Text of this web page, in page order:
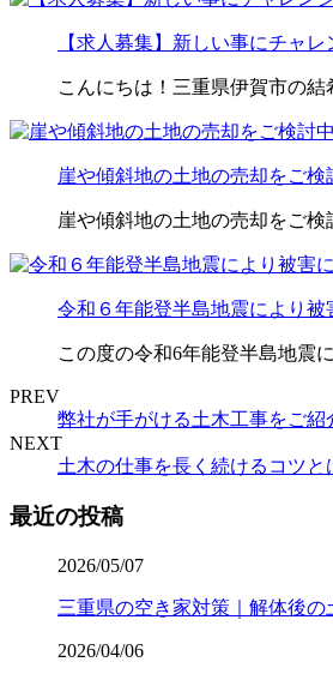
【求人募集】新しい事にチャ
こんにちは！三重県伊賀市の
崖や傾斜地の土地の売却をご
崖や傾斜地の土地の売却をご
令和６年能登半島地震により
この度の令和6年能登半島地震
PREV
弊社が手がける土木工事をご紹
NEXT
土木の仕事を長く続けるコツと
最近の投稿
2026/05/07
三重県の空き家対策｜解体後
2026/04/06